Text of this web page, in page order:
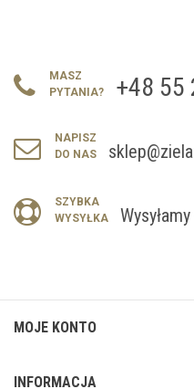
MASZ
PYTANIA?
+48 55
NAPISZ
DO NAS
SZYBKA
WYSYŁKA
MOJE KONTO
INFORMACJA